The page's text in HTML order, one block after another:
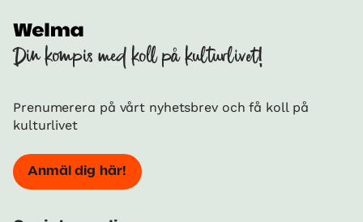
Din kompis med koll på kulturlivet!
Prenumerera på vårt nyhetsbrev och få koll på
kulturlivet
Anmäl dig här!